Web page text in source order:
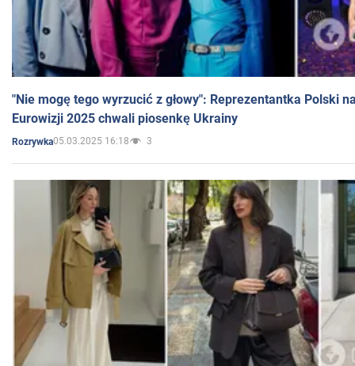
"Nie mogę tego wyrzucić z głowy": Reprezentantka Polski
Eurowizji 2025 chwali piosenkę Ukrainy
Rozrywka05.03.2025 16:18 3